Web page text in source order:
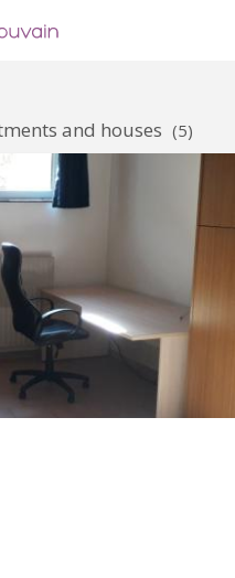
and houses (5)
KV 1905
sur Louvain-la-Neuve Beau
de 45M2 à louer Parfait
pour les charges 100 euros
(électricité, chauffage,
Séjour carrelé, cuisine...